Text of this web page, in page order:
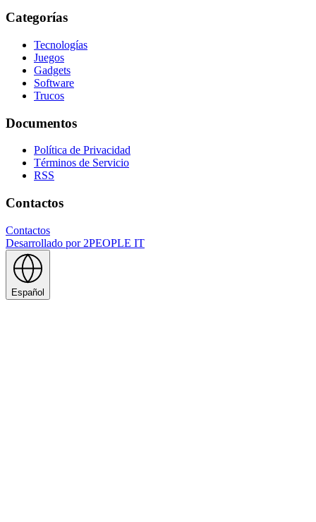
Categorías
Tecnologías
Juegos
Gadgets
Software
Trucos
Documentos
Política de Privacidad
Términos de Servicio
RSS
Contactos
Contactos
Desarrollado por2PEOPLE IT
Español